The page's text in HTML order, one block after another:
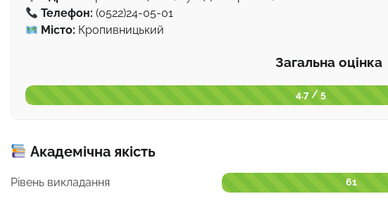
Телефон: (0522)24-05-01
Місто: Кропивницький
Загальна оцінка
4.7 / 5
Академічна якість
Рівень викладання 61